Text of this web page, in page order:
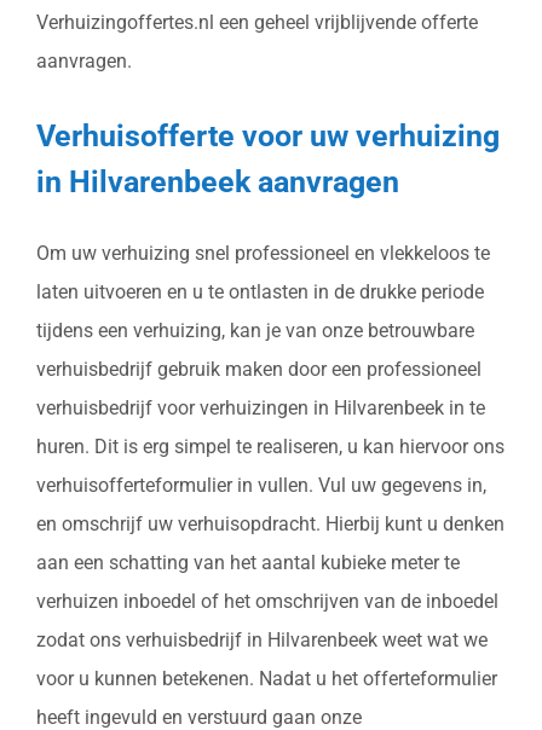
Verhuizingoffertes.nl een geheel vrijblijvende offerte
aanvragen.
Verhuisofferte voor uw verhuizing
in Hilvarenbeek aanvragen
Om uw verhuizing snel professioneel en vlekkeloos te
laten uitvoeren en u te ontlasten in de drukke periode
tijdens een verhuizing, kan je van onze betrouwbare
verhuisbedrijf gebruik maken door een professioneel
verhuisbedrijf voor verhuizingen in Hilvarenbeek in te
huren. Dit is erg simpel te realiseren, u kan hiervoor ons
verhuisofferteformulier in vullen. Vul uw gegevens in,
en omschrijf uw verhuisopdracht. Hierbij kunt u denken
aan een schatting van het aantal kubieke meter te
verhuizen inboedel of het omschrijven van de inboedel
zodat ons verhuisbedrijf in Hilvarenbeek weet wat we
voor u kunnen betekenen. Nadat u het offerteformulier
heeft ingevuld en verstuurd gaan onze